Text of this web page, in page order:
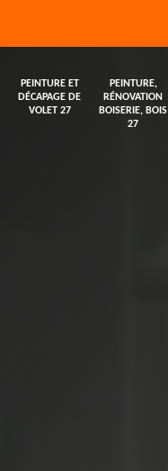
PEINTURE ET
DÉCAPAGE DE
VOLET 27
PEINTURE,
RÉNOVATION
BOISERIE, BOIS
27